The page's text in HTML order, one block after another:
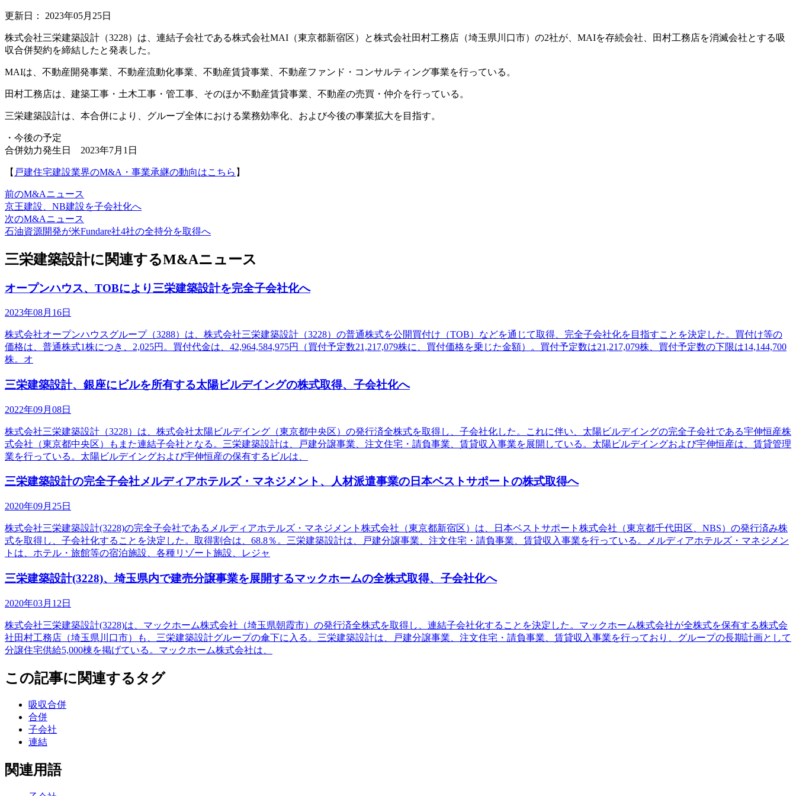
更新日： 2023年05月25日
株式会社三栄建築設計（3228）は、連結子会社である株式会社MAI（東京都新宿区）と株式会社田村工務店（埼玉県川口市）の2社が、MAIを存続会社、田村工務店を消滅会社とする吸
収合併契約を締結したと発表した。
MAIは、不動産開発事業、不動産流動化事業、不動産賃貸事業、不動産ファンド・コンサルティング事業を行っている。
田村工務店は、建築工事・土木工事・管工事、そのほか不動産賃貸事業、不動産の売買・仲介を行っている。
三栄建築設計は、本合併により、グループ全体における業務効率化、および今後の事業拡大を目指す。
・今後の予定
合併効力発生日 2023年7月1日
【 戸建住宅建設業界のM&A・事業承継の動向はこちら 】
前のM&Aニュース
京王建設、NB建設を子会社化へ
次のM&Aニュース
石油資源開発が米Fundare社4社の全持分を取得へ
三栄建築設計に関連するM&Aニュース
オープンハウス、TOBにより三栄建築設計を完全子会社化へ
2023年08月16日
株式会社オープンハウスグループ（3288）は、株式会社三栄建築設計（3228）の普通株式を公開買付け（TOB）などを通じて取得、完全子会社化を目指すことを決定した。買付け等の
価格は、普通株式1株につき、2,025円。買付代金は、42,964,584,975円（買付予定数21,217,079株に、買付価格を乗じた金額）。買付予定数は21,217,079株、買付予定数の下限は14,144,700
株。オ
三栄建築設計、銀座にビルを所有する太陽ビルデイングの株式取得、子会社化へ
2022年09月08日
株式会社三栄建築設計（3228）は、株式会社太陽ビルデイング（東京都中央区）の発行済全株式を取得し、子会社化した。これに伴い、太陽ビルデイングの完全子会社である宇伸恒産株
式会社（東京都中央区）もまた連結子会社となる。三栄建築設計は、戸建分譲事業、注文住宅・請負事業、賃貸収入事業を展開している。太陽ビルデイングおよび宇伸恒産は、賃貸管理
業を行っている。太陽ビルデイングおよび宇伸恒産の保有するビルは、
三栄建築設計の完全子会社メルディアホテルズ・マネジメント、人材派遣事業の日本ベストサポートの株式取得へ
2020年09月25日
株式会社三栄建築設計(3228)の完全子会社であるメルディアホテルズ・マネジメント株式会社（東京都新宿区）は、日本ベストサポート株式会社（東京都千代田区、NBS）の発行済み株
式を取得し、子会社化することを決定した。取得割合は、68.8％。三栄建築設計は、戸建分譲事業、注文住宅・請負事業、賃貸収入事業を行っている。メルディアホテルズ・マネジメン
トは、ホテル・旅館等の宿泊施設、各種リゾート施設、レジャ
三栄建築設計(3228)、埼玉県内で建売分譲事業を展開するマックホームの全株式取得、子会社化へ
2020年03月12日
株式会社三栄建築設計(3228)は、マックホーム株式会社（埼玉県朝霞市）の発行済全株式を取得し、連結子会社化することを決定した。マックホーム株式会社が全株式を保有する株式会
社田村工務店（埼玉県川口市）も、三栄建築設計グループの傘下に入る。三栄建築設計は、戸建分譲事業、注文住宅・請負事業、賃貸収入事業を行っており、グループの長期計画として
分譲住宅供給5,000棟を掲げている。マックホーム株式会社は、
この記事に関連するタグ
吸収合併
合併
子会社
連結
関連用語